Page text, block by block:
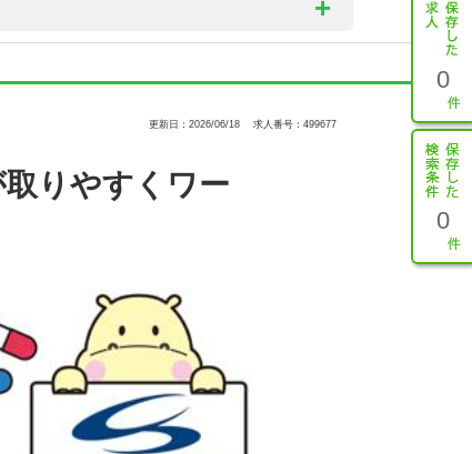
0
0
更新日：2026/06/18 求人番号：499677
取りやすくワー